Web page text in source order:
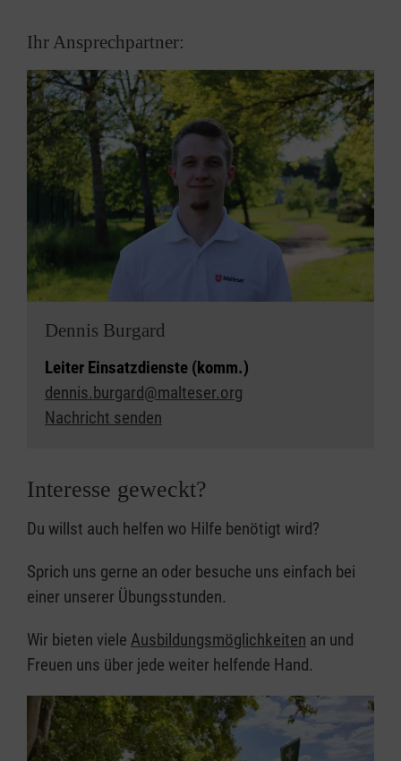
Ihr Ansprechpartner:
Dennis Burgard
Leiter Einsatzdienste (komm.)
dennis.burgard@malteser.org
Nachricht senden
Interesse geweckt?
Du willst auch helfen wo Hilfe benötigt wird?
Sprich uns gerne an oder besuche uns einfach bei
einer unserer Übungsstunden.
Wir bieten viele Ausbildungsmöglichkeiten an und
Freuen uns über jede weiter helfende Hand.